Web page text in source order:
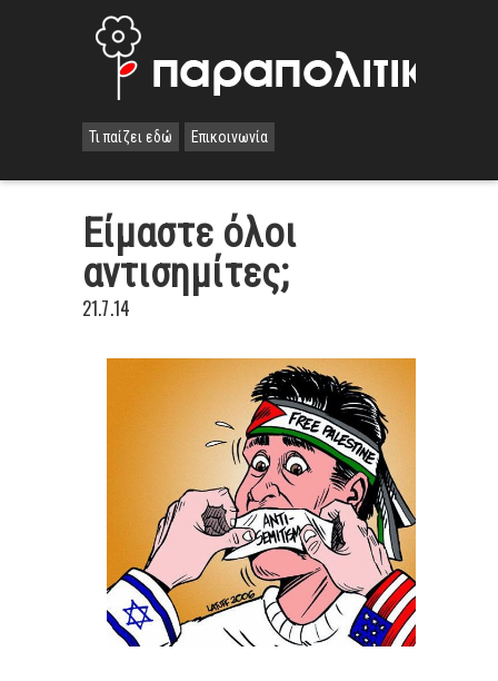
Τι παίζει εδώ Επικοινωνία
Είμαστε όλοι
αντισημίτες;
21.7.14